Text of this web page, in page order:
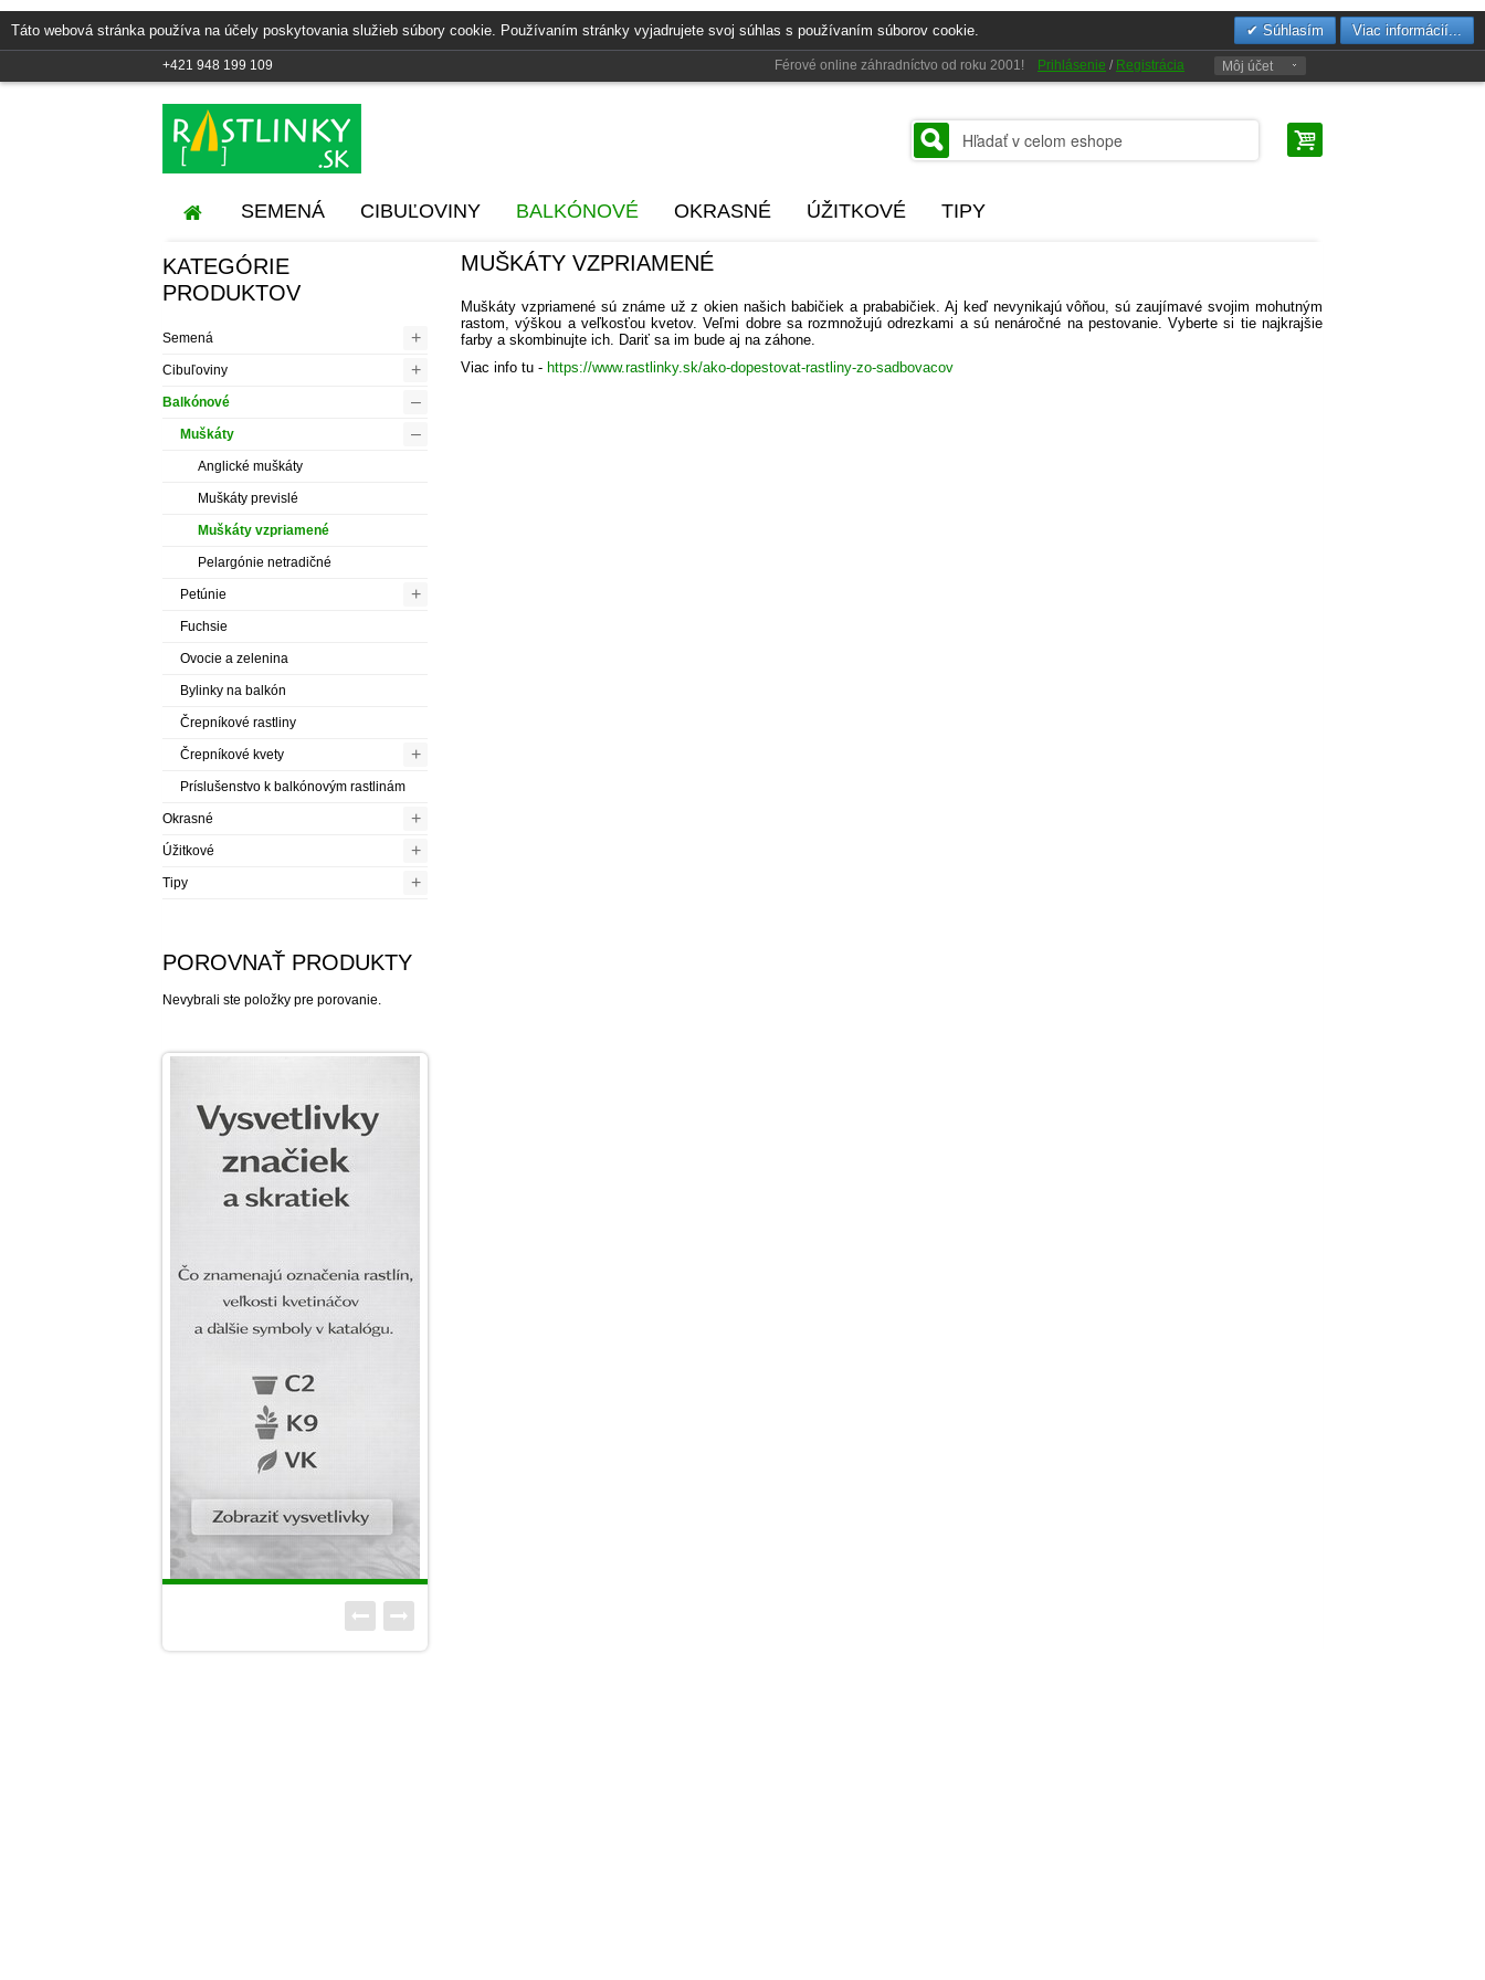
Táto webová stránka používa na účely poskytovania služieb súbory cookie. Používaním stránky vyjadrujete svoj súhlas s používaním súborov cookie. Súhlasím Viac informácií...
+421 948 199 109 Férové online záhradníctvo od roku 2001! Prihlásenie / Registrácia Môj účet
SEMENÁ CIBUĽOVINY BALKÓNOVÉ OKRASNÉ ÚŽITKOVÉ TIPY
MUŠKÁTY VZPRIAMENÉ
Muškáty vzpriamené sú známe už z okien našich babičiek a prababičiek. Aj keď nevynikajú vôňou, sú zaujímavé svojim mohutným
rastom, výškou a veľkosťou kvetov. Veľmi dobre sa rozmnožujú odrezkami a sú nenáročné na pestovanie. Vyberte si tie najkrajšie
farby a skombinujte ich. Dariť sa im bude aj na záhone.
Viac info tu - https://www.rastlinky.sk/ako-dopestovat-rastliny-zo-sadbovacov
KATEGÓRIE
PRODUKTOV
Semená +
Cibuľoviny +
Balkónové –
Muškáty –
Anglické muškáty
Muškáty previslé
Muškáty vzpriamené
Pelargónie netradičné
Petúnie +
Fuchsie
Ovocie a zelenina
Bylinky na balkón
Črepníkové rastliny
Črepníkové kvety +
Príslušenstvo k balkónovým rastlinám
Okrasné +
Úžitkové +
Tipy +
POROVNAŤ PRODUKTY
Nevybrali ste položky pre porovanie.